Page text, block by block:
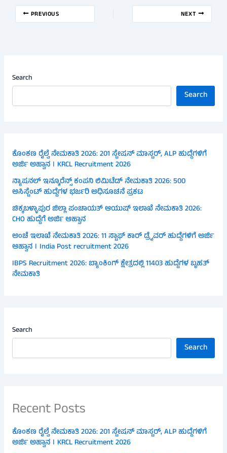
PREVIOUS NEXT
Search
Search
ಕೊಂಕಣ ರೈಲ್ವೆ ನೇಮಕಾತಿ 2026: 201 ಸ್ಟೇಷನ್ ಮಾಸ್ಟರ್, ALP ಹುದ್ದೆಗಳಿಗೆ
ಅರ್ಜಿ ಅಹ್ವಾನ । KRCL Recruitment 2026
ನ್ಯಾಷನಲ್ ಇನ್ಶೂರೆನ್ಸ್ ಕಂಪನಿ ಲಿಮಿಟೆಡ್ ನೇಮಕಾತಿ 2026: 500
ಅಸಿಸ್ಟೆಂಟ್ ಹುದ್ದೆಗಳ ಭರ್ಜರಿ ಅಧಿಸೂಚನೆ ಪ್ರಕಟ
ಚಿಕ್ಕಬಳ್ಳಾಪುರ ಜಿಲ್ಲಾ ಪಂಚಾಯತ್ ಆಯುಷ್ ಇಲಾಖೆ ನೇಮಕಾತಿ 2026:
CHO ಹುದ್ದೆಗೆ ಅರ್ಜಿ ಆಹ್ವಾನ
ಅಂಚೆ ಇಲಾಖೆ ನೇಮಕಾತಿ 2026: 11 ಸ್ಟಾಫ್ ಕಾರ್ ಡ್ರೈವರ್ ಹುದ್ದೆಗಳಿಗೆ ಅರ್ಜಿ
ಆಹ್ವಾನ । India Post recruitment 2026
IBPS Recruitment 2026: ಬ್ಯಾಂಕಿಂಗ್ ಕ್ಷೇತ್ರದಲ್ಲಿ 11403 ಹುದ್ದೆಗಳ ಬೃಹತ್
ನೇಮಕಾತಿ
Search
Search
Recent Posts
ಕೊಂಕಣ ರೈಲ್ವೆ ನೇಮಕಾತಿ 2026: 201 ಸ್ಟೇಷನ್ ಮಾಸ್ಟರ್, ALP ಹುದ್ದೆಗಳಿಗೆ
ಅರ್ಜಿ ಅಹ್ವಾನ । KRCL Recruitment 2026